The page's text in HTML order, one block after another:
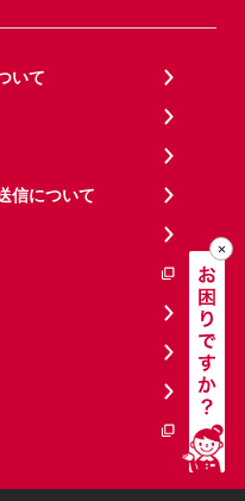
いて
信について